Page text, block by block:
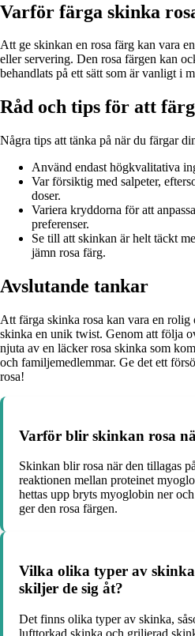
Varför färga skinka
Att ge skinkan en rosa färg kan vara
eller servering. Den rosa färgen kan
behandlats på ett sätt som är vanligt i
Råd och tips för att
Några tips att tänka på när du färgar
Använd endast högkvalitativa
Var försiktig med salpeter,
doser.
Variera kryddorna för att
preferenser.
Se till att skinkan är helt täckt
jämn rosa färg.
Avslutande tankar
Att färga skinka rosa kan vara en rolig
skinka en unik twist. Genom att följa
njuta av en läcker rosa skinka som
och familjemedlemmar. Ge det ett
rosa!
Varför blir skinkan rosa
Skinkan blir rosa när den tillagas
reaktionen mellan proteinet
hettas upp bryts myoglobin ner
ger den rosa färgen.
Vilka olika typer av
skiljer de sig åt?
Det finns olika typer av skinka,
lufttorkad skinka och griljerad